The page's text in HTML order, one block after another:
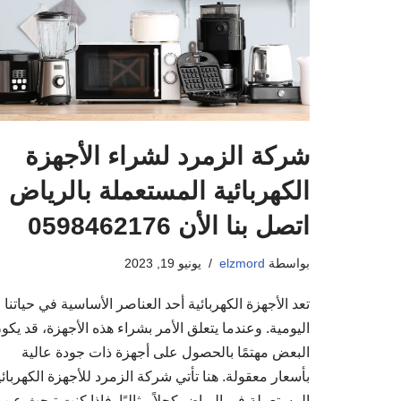
شركة الزمرد لشراء الأجهزة
الكهربائية المستعملة بالرياض
اتصل بنا الأن 0598462176
بواسطة elzmord يونيو 19, 2023
تعد الأجهزة الكهربائية أحد العناصر الأساسية في حياتنا
اليومية. وعندما يتعلق الأمر بشراء هذه الأجهزة، قد
البعض مهتمًا بالحصول على أجهزة ذات جودة عالية
بأسعار معقولة. هنا تأتي شركة الزمرد للأجهزة